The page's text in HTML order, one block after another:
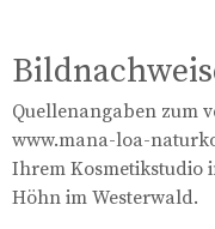
Quellenangaben zum
www.mana-loa-
Ihrem Kosmetikstudio
Höhn im Westerwald.